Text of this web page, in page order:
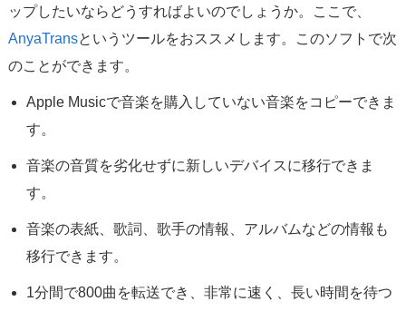
ップしたいならどうすればよいのでしょうか。ここで、
AnyaTransというツールをおススメします。このソフトで次
のことができます。
Apple Musicで音楽を購入していない音楽をコピーできま
す。
音楽の音質を劣化せずに新しいデバイスに移行できま
す。
音楽の表紙、歌詞、歌手の情報、アルバムなどの情報も
移行できます。
1分間で800曲を転送でき、非常に速く、長い時間を待つ